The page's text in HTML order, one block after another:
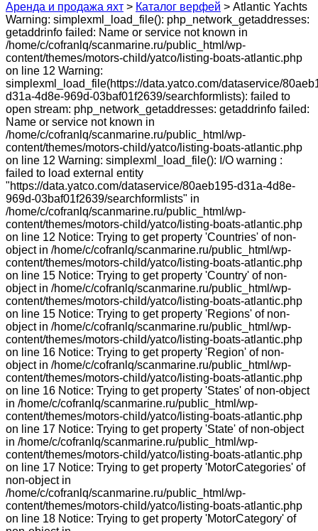
Аренда и продажа яхт > Каталог верфей > Atlantic Yachts
Warning: simplexml_load_file(): php_network_getaddresses:
getaddrinfo failed: Name or service not known in
/home/c/cofranlq/scanmarine.ru/public_html/wp-
content/themes/motors-child/yatco/listing-boats-atlantic.php
on line 12 Warning:
simplexml_load_file(https://data.yatco.com/dataservice/
d31a-4d8e-969d-03baf01f2639/searchformlists): failed to
open stream: php_network_getaddresses: getaddrinfo failed:
Name or service not known in
/home/c/cofranlq/scanmarine.ru/public_html/wp-
content/themes/motors-child/yatco/listing-boats-atlantic.php
on line 12 Warning: simplexml_load_file(): I/O warning :
failed to load external entity
"https://data.yatco.com/dataservice/80aeb195-d31a-4d8e-
969d-03baf01f2639/searchformlists" in
/home/c/cofranlq/scanmarine.ru/public_html/wp-
content/themes/motors-child/yatco/listing-boats-atlantic.php
on line 12 Notice: Trying to get property 'Countries' of non-
object in /home/c/cofranlq/scanmarine.ru/public_html/wp-
content/themes/motors-child/yatco/listing-boats-atlantic.php
on line 15 Notice: Trying to get property 'Country' of non-
object in /home/c/cofranlq/scanmarine.ru/public_html/wp-
content/themes/motors-child/yatco/listing-boats-atlantic.php
on line 15 Notice: Trying to get property 'Regions' of non-
object in /home/c/cofranlq/scanmarine.ru/public_html/wp-
content/themes/motors-child/yatco/listing-boats-atlantic.php
on line 16 Notice: Trying to get property 'Region' of non-
object in /home/c/cofranlq/scanmarine.ru/public_html/wp-
content/themes/motors-child/yatco/listing-boats-atlantic.php
on line 16 Notice: Trying to get property 'States' of non-object
in /home/c/cofranlq/scanmarine.ru/public_html/wp-
content/themes/motors-child/yatco/listing-boats-atlantic.php
on line 17 Notice: Trying to get property 'State' of non-object
in /home/c/cofranlq/scanmarine.ru/public_html/wp-
content/themes/motors-child/yatco/listing-boats-atlantic.php
on line 17 Notice: Trying to get property 'MotorCategories' of
non-object in
/home/c/cofranlq/scanmarine.ru/public_html/wp-
content/themes/motors-child/yatco/listing-boats-atlantic.php
on line 18 Notice: Trying to get property 'MotorCategory' of